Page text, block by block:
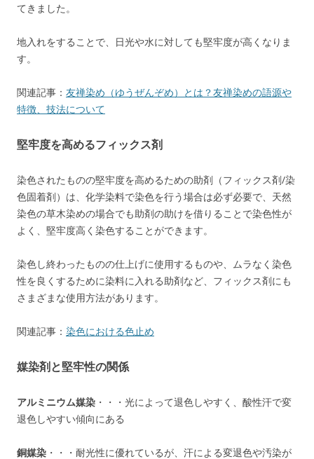
てきました。
地入れをすることで、日光や水に対しても堅牢度が高くなりま
す。
関連記事： 友禅染め（ゆうぜんぞめ）とは？友禅染めの語源や
特徴、技法について
堅牢度を高めるフィックス剤
染色されたものの堅牢度を高めるための助剤（フィックス剤/染
色固着剤）は、化学染料で染色を行う場合は必ず必要で、天然
染色の草木染めの場合でも助剤の助けを借りることで染色性が
よく、堅牢度高く染色することができます。
染色し終わったものの仕上げに使用するものや、ムラなく染色
性を良くするために染料に入れる助剤など、フィックス剤にも
さまざまな使用方法があります。
関連記事： 染色における色止め
媒染剤と堅牢性の関係
アルミニウム媒染 ・・・光によって退色しやすく、酸性汗で変
退色しやすい傾向にある
銅媒染 ・・・耐光性に優れているが、汗による変退色や汚染が